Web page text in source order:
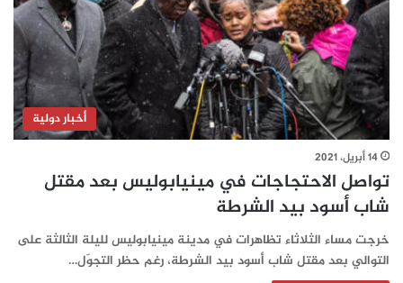
أخبار دولية
14 أبريل، 2021
تواصل الاحتجاجات في مينيابوليس بعد مقتل
شاب أسود بيد الشرطة
خرجت مساء الثلاثاء تظاهرات في مدينة مينيابوليس لليلة الثالثة على
التوالي بعد مقتل شاب أسود بيد الشرطة، رغم حظر التجوّل…